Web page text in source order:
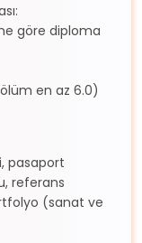
göre diploma
en az 6.0)
pasaport
referans
(sanat ve